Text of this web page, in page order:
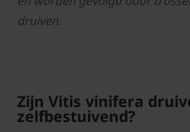
druiven.
Zijn Vitis vinifera
zelfbestuivend?